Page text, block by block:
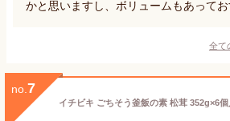
かと思いますし、ボリュームもあって
全て
no. 7